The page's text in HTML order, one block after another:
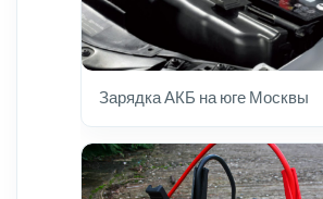
Зарядка АКБ на юге Москвы